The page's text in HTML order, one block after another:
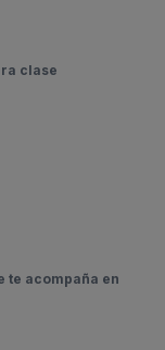
clase
te acompaña en